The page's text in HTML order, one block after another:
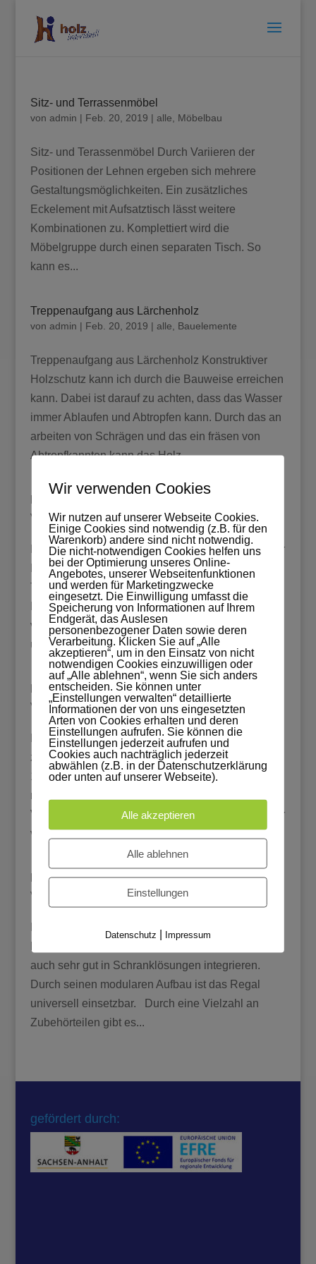
Sitz- und Terrassenmöbel
von admin | Feb. 20, 2019 | alle Möbelbau
Sitz- und Terassenmöbel Durch Variieren der
Positionen der Lehnen ergeben sich mehrere
Gestaltungsmöglichkeiten. Ein zusätzliches
Eckelement mit Aufsatztisch lässt weitere
Kombinationen zu. Komplettiert wird die
Möbelgruppe durch einen separaten Tisch. So
kann es...
Treppenaufgang aus Lärchenholz
von admin | Feb. 20, 2019 | alle Bauelemente
Treppenaufgang aus Lärchenholz Konstruktiver
Holzschutz kann ich durch die Bauweise erreichen
kann. Dabei ist darauf zu achten, dass das Wasser
immer Ablaufen und Abtropfen kann. Durch das an
arbeiten von Schrägen und das ein fräsen von
Abtropfkannten kann das Holz...
vonadmin|Feb. 20, 2019|alle,Bauelemente
Hauseingangstür aus Eiche Nachbau Jugendstiltür
Details der Füllung und der Zierelemente Diese
Tür ist gebaut worden für ein Jugendstil Stadthaus.
Es war keine Originaltür mehr aus der Bauzeit
vorhanden und die neue Tür wurde der Bauzeit
und der Fassade...
Restauration eines historischen Wäscheschrankes
vonadmin|Feb. 20, 2019|alle, Restauration
Restauration eines historischen Wäscheschrankes
zwischen 1820 - 1840 gebaut Wäscheschrank ca.
1820 – 1840 mit aufwendigen Schnitzereien und
mehrfach überlackiert und mit einigen
Vergoldungen an den Schnitzereien. Auf Grund der
vielen Farbschichten musste die...
Regal „Conrad“ als Flurmöbel
von Jan. 20, 2019|alle,Möbelbau
Regal "Conrad" integriert in einen Flur Auf Wunsch
auch sehr gut in Schranklösungen integrieren.
Durch seinen modularen Aufbau ist das Regal
universell einsetzbar. Durch eine Vielzahl an
Zubehörteilen gibt es...
gefördert durch:
Wir verwenden Cookies
Wir nutzen auf unserer Webseite Cookies.
Einige Cookies sind notwendig (z.B. für den
Warenkorb) andere sind nicht notwendig.
Die nicht-notwendigen Cookies helfen uns
bei der Optimierung unseres Online-
Angebotes, unserer Webseitenfunktionen
und werden für Marketingzwecke
eingesetzt. Die Einwilligung umfasst die
Speicherung von Informationen auf Ihrem
Endgerät, das Auslesen
personenbezogener Daten sowie deren
Verarbeitung. Klicken Sie auf „Alle
akzeptieren“, um in den Einsatz von nicht
notwendigen Cookies einzuwilligen oder
auf „Alle ablehnen“, wenn Sie sich anders
entscheiden. Sie können unter
„Einstellungen verwalten“ detaillierte
Informationen der von uns eingesetzten
Arten von Cookies erhalten und deren
Einstellungen aufrufen. Sie können die
Einstellungen jederzeit aufrufen und
Cookies auch nachträglich jederzeit
abwählen (z.B. in der Datenschutzerklärung
oder unten auf unserer Webseite).
Alle akzeptieren
Alle ablehnen
Einstellungen
Datenschutz | Impressum